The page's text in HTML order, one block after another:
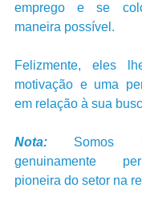
emprego e se
maneira possível.
Felizmente, eles
motivação e uma
em relação à sua
Nota: Somos
genuinamente
pioneira do setor na